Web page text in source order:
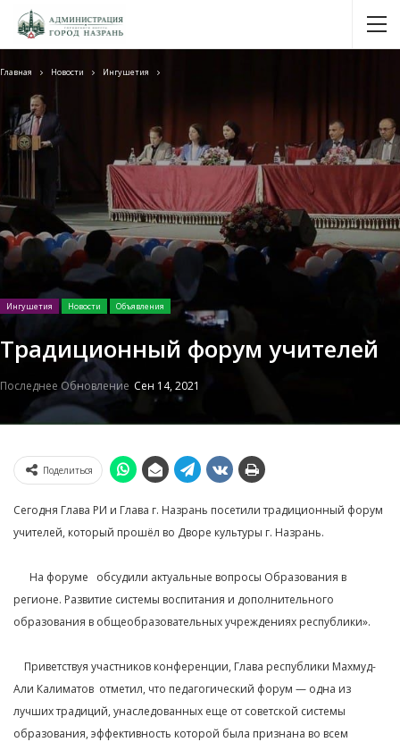
Главная Новости Ингушетия
Ингушетия Новости Объявления
Традиционный форум учителей
Последнее Обновление Сен 14, 2021
Поделиться
Сегодня Глава РИ и Глава г. Назрань посетили традиционный форум
учителей, который прошёл во Дворе культуры г. Назрань. ⁣⁣⠀
⠀⠀На форуме⠀обсудили актуальные вопросы Образования в
регионе. Развитие системы воспитания и дополнительного
образования в общеобразовательных учреждениях республики».⁣⁣⠀
⠀ Приветствуя участников конференции, Глава республики Махмуд-
Али Калиматов отметил, что педагогический форум — одна из
лучших традиций, унаследованных еще от советской системы
образования, эффективность которой была признана во всем